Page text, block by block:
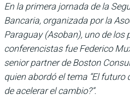
En la primera jornada de la
Bancaria, organizada por la
Paraguay (Asoban), uno de los
conferencistas fue Federico
senior partner de Boston
quien abordó el tema “El futuro
de acelerar el cambio?”.